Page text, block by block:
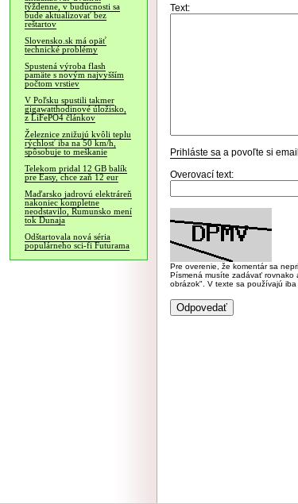
týždenne, v budúcnosti sa
bude aktualizovať bez
reštartov
Slovensko.sk má opäť
technické problémy
Spustená výroba flash
pamäte s novým najvyšším
počtom vrstiev
V Poľsku spustili takmer
gigawatthodinové úložisko,
z LiFePO4 článkov
Železnice znižujú kvôli teplu
rýchlosť iba na 50 km/h,
spôsobuje to meškanie
Telekom pridal 12 GB balík
pre Easy, chce zaň 12 eur
Maďarsko jadrovú elektráreň
nakoniec kompletne
neodstavilo, Rumunsko mení
tok Dunaja
Odštartovala nová séria
populárneho sci-fi Futurama
Text:
Prihláste sa a povoľte si
Overovací text:
Pre overenie, že komentár sa
Písmená musíte zadávať rovnako
obrázok". V texte sa používajú